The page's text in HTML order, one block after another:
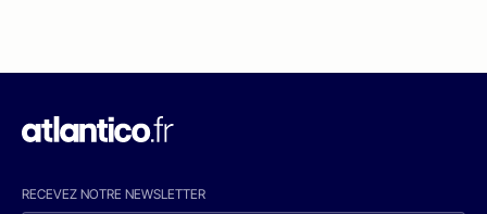
RECEVEZ NOTRE NEWSLETTER